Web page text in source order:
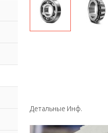
Детальные Инф.